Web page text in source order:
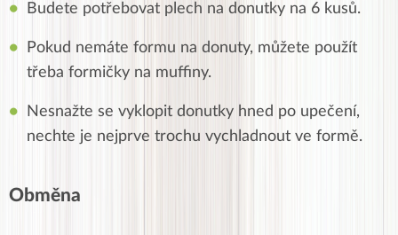
Budete potřebovat plech na donutky na 6 kusů.
Pokud nemáte formu na donuty, můžete použít
třeba formičky na muffiny.
Nesnažte se vyklopit donutky hned po upečení,
nechte je nejprve trochu vychladnout ve formě.
Obměna